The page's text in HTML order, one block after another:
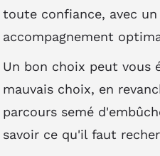
toute confiance, avec
accompagnement
Un bon choix peut vous
mauvais choix, en
parcours semé
savoir ce qu'il faut